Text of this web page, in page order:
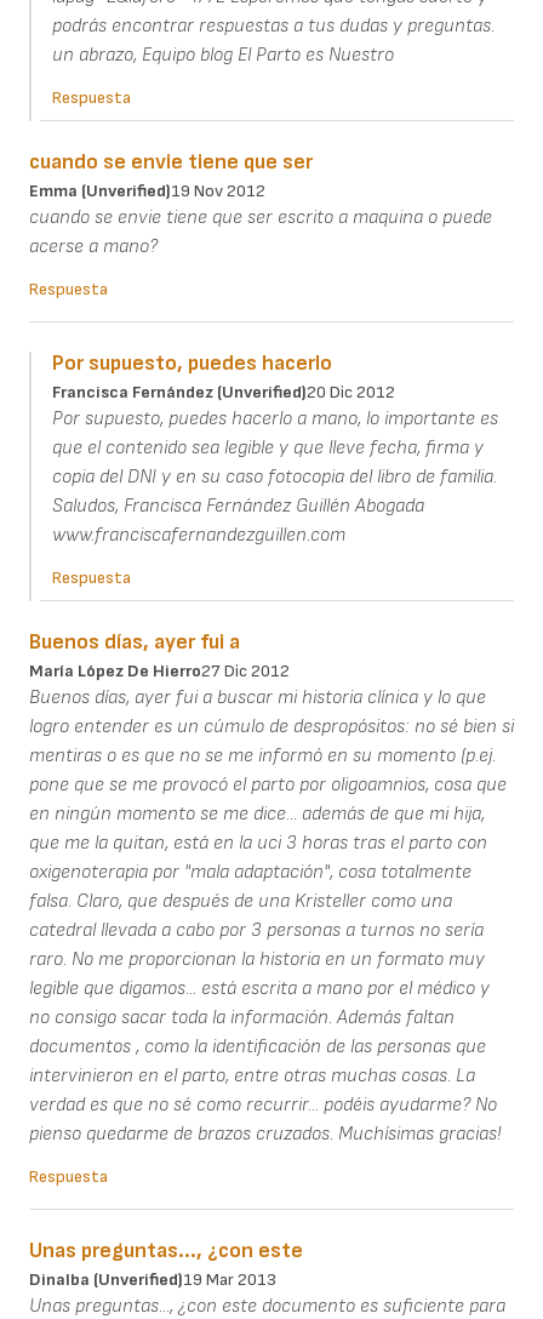
podrás encontrar respuestas a tus dudas y preguntas.
un abrazo, Equipo blog El Parto es Nuestro
Respuesta
cuando se envie tiene que ser
Emma (unverified)19 Nov 2012
cuando se envie tiene que ser escrito a maquina o puede
acerse a mano?
Respuesta
Por supuesto, puedes hacerlo
Francisca Fernández (unverified)20 Dic 2012
Por supuesto, puedes hacerlo a mano, lo importante es
que el contenido sea legible y que lleve fecha, firma y
copia del DNI y en su caso fotocopia del libro de familia.
Saludos, Francisca Fernández Guillén Abogada
www.franciscafernandezguillen.com
Respuesta
Buenos días, ayer fui a
María López De Hierro27 Dic 2012
Buenos días, ayer fui a buscar mi historia clínica y lo que
logro entender es un cúmulo de despropósitos: no sé bien si
mentiras o es que no se me informó en su momento (p.ej.
pone que se me provocó el parto por oligoamnios, cosa que
en ningún momento se me dice... además de que mi hija,
que me la quitan, está en la uci 3 horas tras el parto con
oxigenoterapia por "mala adaptación", cosa totalmente
falsa. Claro, que después de una Kristeller como una
catedral llevada a cabo por 3 personas a turnos no sería
raro. No me proporcionan la historia en un formato muy
legible que digamos... está escrita a mano por el médico y
no consigo sacar toda la información. Además faltan
documentos , como la identificación de las personas que
intervinieron en el parto, entre otras muchas cosas. La
verdad es que no sé como recurrir... podéis ayudarme? No
pienso quedarme de brazos cruzados. Muchísimas gracias!
Respuesta
Unas preguntas..., ¿con este
Dinalba (unverified)19 Mar 2013
Unas preguntas..., ¿con este documento es suficiente para